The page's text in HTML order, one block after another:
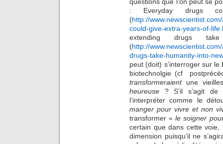
: Everyday drugs
(http://
could-give-extra-years-of-
extending drugs
(http://
drugs-take-humanity-into-
peut (doit) s’interroger sur
biotechnolgie (cf
transformeraientune
heureuse ? S’il s’agit de
l’interpréter comme le
manger pour vivre et non
transformer «le soigner
certain que dans cette
dimension puisqu’il ne